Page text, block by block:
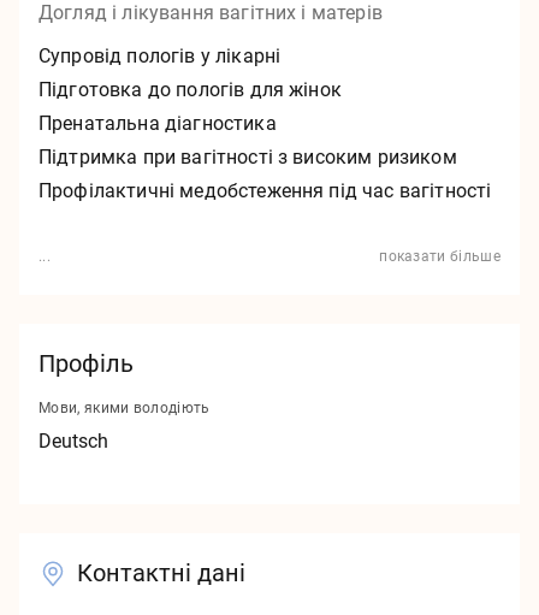
Landkreis Kassel
Контакти
Захист даних
Догляд і лікування вагітних і матерів
Супровід пологів у лікарні
Підготовка до пологів для жінок
Пренатальна діагностика
Підтримка при вагітності з високим ризиком
Профілактичні медобстеження під час вагітності
... показати більше
Профіль
Мови, якими володіють
Deutsch
Контактні дані